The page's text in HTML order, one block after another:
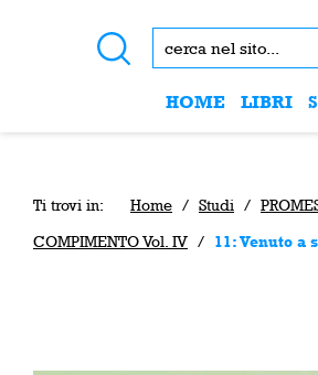
HOME LIBRI
Ti trovi in: Home / Studi /
COMPIMENTO Vol. IV / 11: Venuto a